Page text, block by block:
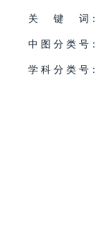
关
键 词：
中 图 分 类 号：
学 科 分 类 号：